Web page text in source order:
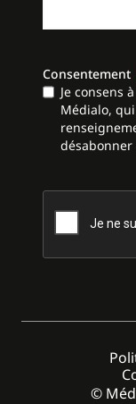
Consentement
Je consens
Médialo,
CAPTCHA
©